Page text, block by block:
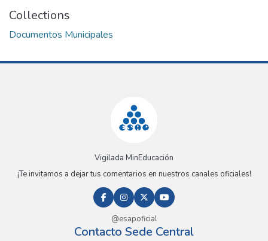
Collections
Documentos Municipales
Vigilada MinEducación
¡Te invitamos a dejar tus comentarios en nuestros canales oficiales!
@esapoficial
Contacto Sede Central